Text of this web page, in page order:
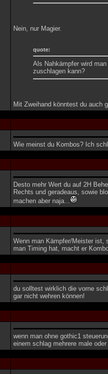
Nein, nur Magier.
quote:
Als Nahkämpfer wird
zuschlagen kann?
Mit Zweihand könntest du auch
Wie meinst du Kombos? Ich
Desto mehr Wert du auf 2H
Rechts und geradeaus, sowie
machen aber naja...
Wenn man Kämpfer/Meister ist,
man Timing hat, macht er
du solltest wirklich die vorne
gar nicht wehren können!
wenn man ohne gothic1
einem schlag mehrere male